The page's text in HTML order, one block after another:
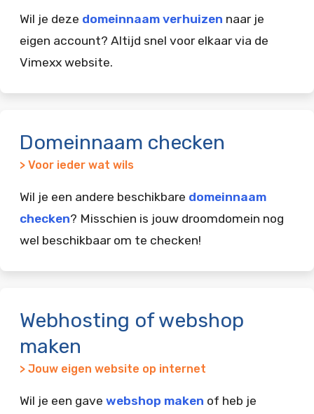
Wil je deze domeinnaam verhuizen naar je
eigen account? Altijd snel voor elkaar via de
Vimexx website.
Domeinnaam checken
> Voor ieder wat wils
Wil je een andere beschikbare domeinnaam
checken? Misschien is jouw droomdomein nog
wel beschikbaar om te checken!
Webhosting of webshop
maken
> Jouw eigen website op internet
Wil je een gave webshop maken of heb je